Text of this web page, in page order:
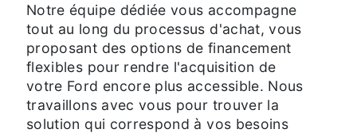
Notre équipe dédiée vous accompagne
tout au long du processus d'achat, vous
proposant des options de financement
flexibles pour rendre l'acquisition de
votre Ford encore plus accessible. Nous
travaillons avec vous pour trouver la
solution qui correspond à vos besoins